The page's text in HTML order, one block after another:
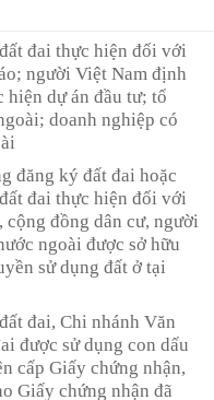
đai thực hiện đối với
người Việt Nam định
hiện dự án đầu tư; tổ
doanh nghiệp có
đăng ký đất đai hoặc
đai thực hiện đối với
cộng đồng dân cư, người
ngoài được sở hữu
sử dụng đất ở tại
đai, Chi nhánh Văn
được sử dụng con dấu
cấp Giấy chứng nhận,
Giấy chứng nhận đã